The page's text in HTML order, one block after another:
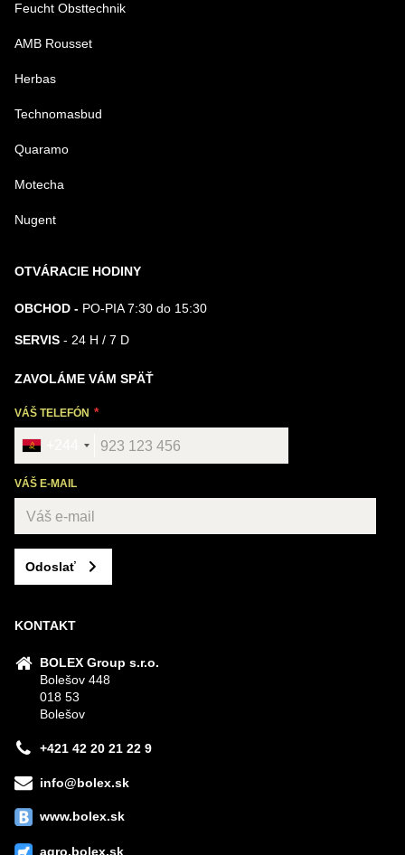
Feucht Obsttechnik
AMB Rousset
Herbas
Technomasbud
Quaramo
Motecha
Nugent
OTVÁRACIE HODINY
OBCHOD - PO-PIA 7:30 do 15:30
SERVIS - 24 H / 7 D
ZAVOLÁME VÁM SPÄŤ
VÁŠ TELEFÓN
VÁŠ E-MAIL
Odoslať
KONTAKT
BOLEX Group s.r.o.
Bolešov 448
018 53
Bolešov
+421 42 20 21 22 9
info@bolex.sk
www.bolex.sk
agro.bolex.sk